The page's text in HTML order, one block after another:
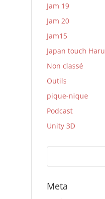
Jam 19
Jam 20
Jam15
Japan touch Haru
Non classé
Outils
pique-nique
Podcast
Unity 3D
Meta